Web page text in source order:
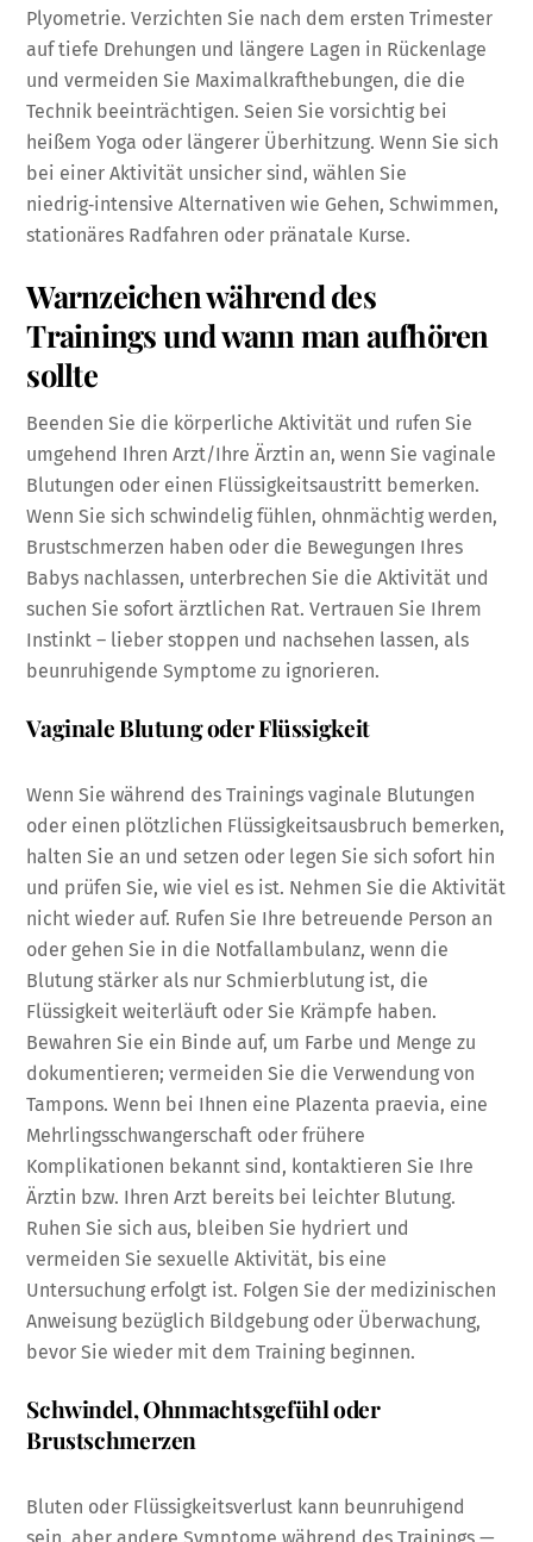
Plyometrie. Verzichten Sie nach dem ersten Trimester
auf tiefe Drehungen und längere Lagen in Rückenlage
und vermeiden Sie Maximalkrafthebungen, die die
Technik beeinträchtigen. Seien Sie vorsichtig bei
heißem Yoga oder längerer Überhitzung. Wenn Sie sich
bei einer Aktivität unsicher sind, wählen Sie
niedrig‑intensive Alternativen wie Gehen, Schwimmen,
stationäres Radfahren oder pränatale Kurse.
Warnzeichen während des
Trainings und wann man aufhören
sollte
Beenden Sie die körperliche Aktivität und rufen Sie
umgehend Ihren Arzt/Ihre Ärztin an, wenn Sie vaginale
Blutungen oder einen Flüssigkeitsaustritt bemerken.
Wenn Sie sich schwindelig fühlen, ohnmächtig werden,
Brustschmerzen haben oder die Bewegungen Ihres
Babys nachlassen, unterbrechen Sie die Aktivität und
suchen Sie sofort ärztlichen Rat. Vertrauen Sie Ihrem
Instinkt – lieber stoppen und nachsehen lassen, als
beunruhigende Symptome zu ignorieren.
Vaginale Blutung oder Flüssigkeit
Wenn Sie während des Trainings vaginale Blutungen
oder einen plötzlichen Flüssigkeitsausbruch bemerken,
halten Sie an und setzen oder legen Sie sich sofort hin
und prüfen Sie, wie viel es ist. Nehmen Sie die Aktivität
nicht wieder auf. Rufen Sie Ihre betreuende Person an
oder gehen Sie in die Notfallambulanz, wenn die
Blutung stärker als nur Schmierblutung ist, die
Flüssigkeit weiterläuft oder Sie Krämpfe haben.
Bewahren Sie ein Binde auf, um Farbe und Menge zu
dokumentieren; vermeiden Sie die Verwendung von
Tampons. Wenn bei Ihnen eine Plazenta praevia, eine
Mehrlingsschwangerschaft oder frühere
Komplikationen bekannt sind, kontaktieren Sie Ihre
Ärztin bzw. Ihren Arzt bereits bei leichter Blutung.
Ruhen Sie sich aus, bleiben Sie hydriert und
vermeiden Sie sexuelle Aktivität, bis eine
Untersuchung erfolgt ist. Folgen Sie der medizinischen
Anweisung bezüglich Bildgebung oder Überwachung,
bevor Sie wieder mit dem Training beginnen.
Schwindel, Ohnmachtsgefühl oder
Brustschmerzen
Bluten oder Flüssigkeitsverlust kann beunruhigend
sein, aber andere Symptome während des Trainings —